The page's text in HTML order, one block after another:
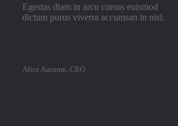
Egestas diam in arcu cursus euismod
dictum purus viverra accumsan in nisl.
Alice Autumn, CEO